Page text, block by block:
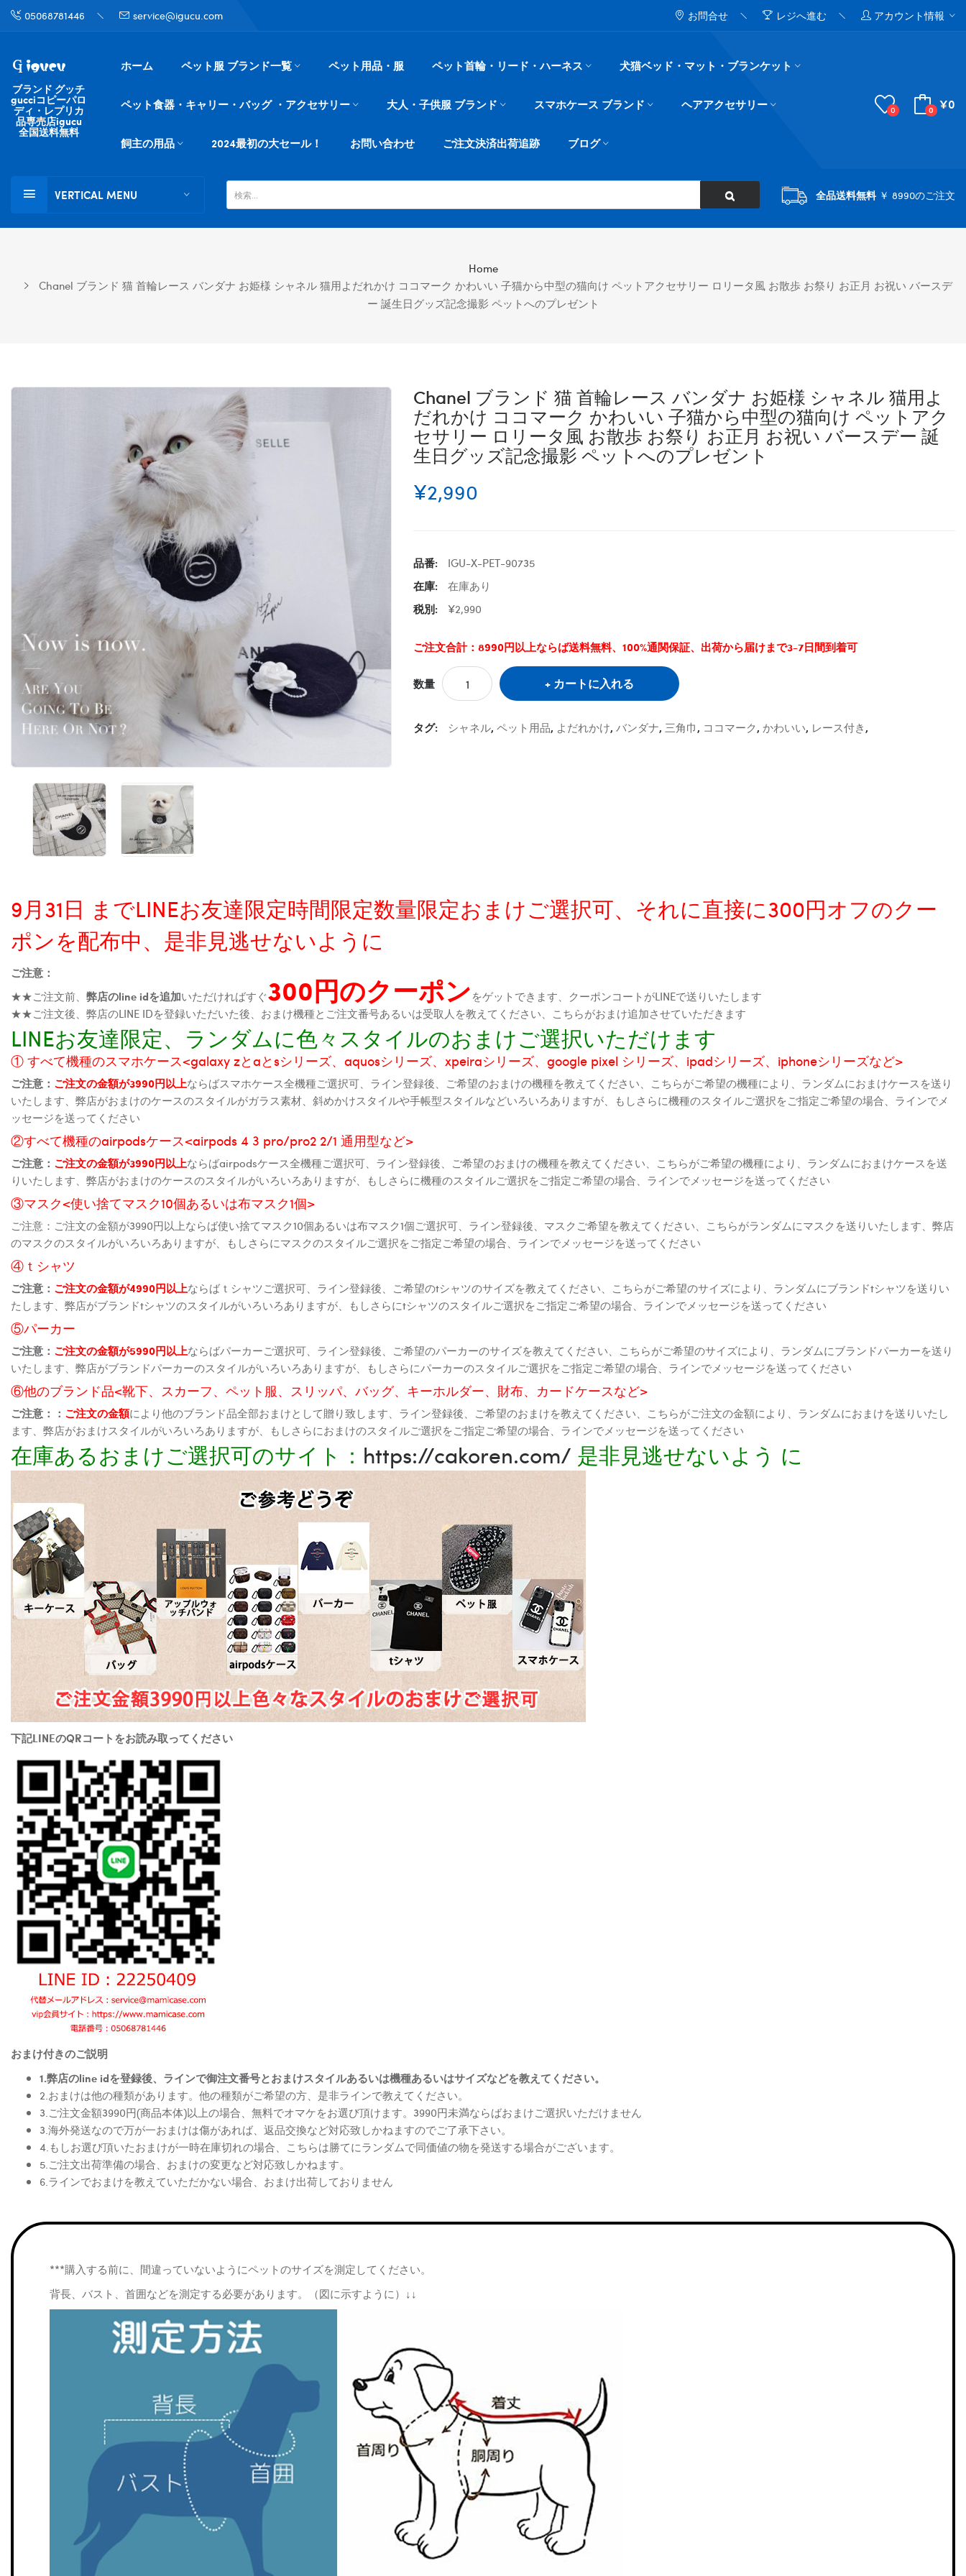
05068781446 service@igucu.com お問合せ レジへ進む アカウント情報
ブランド グッチ
gucciコピーパロ
ディ・レプリカ
品専売店igucu
全国送料無料
ホーム ペット服 ブランド一覧 ペット用品・服 ペット首輪・リード・ハーネス 犬猫ベッド・マット・ブランケット
ペット食器・キャリー・バッグ ・アクセサリー 大人・子供服 ブランド スマホケース ブランド ヘアアクセサリー
飼主の用品 2024最初の大セール！ お問い合わせ ご注文決済出荷追跡 ブログ
0 0 ¥0
VERTICAL MENU 全品送料無料￥ 8990のご注文
Home
Chanel ブランド 猫 首輪レース バンダナ お姫様 シャネル 猫用よだれかけ ココマーク かわいい 子猫から中型の猫向け ペットアクセサリー ロリータ風 お散歩 お祭り お正月 お祝い バースデ
ー 誕生日グッズ記念撮影 ペットへのプレゼント
Chanel ブランド 猫 首輪レース バンダナ お姫様 シャネル 猫用よ
だれかけ ココマーク かわいい 子猫から中型の猫向け ペットアク
セサリー ロリータ風 お散歩 お祭り お正月 お祝い バースデー 誕
生日グッズ記念撮影 ペットへのプレゼント
¥2,990
品番:
IGU-X-PET-90735
在庫:
在庫あり
税別:
¥2,990
ご注文合計：8990円以上ならば送料無料、100%通関保証、出荷から届けまで3-7日間到着可
数量 カートに入れる
タグ: シャネル, ペット用品, よだれかけ, バンダナ, 三角巾, ココマーク, かわいい, レース付き,
9月31日 までLINEお友達限定時間限定数量限定おまけご選択可、それに直接に300円オフのクー
ポンを配布中、是非見逃せないように
ご注意：
★★ご注文前、 弊店のline idを追加いただければすぐ300円のクーポンをゲットできます、クーポンコートがLINEで送りいたします
★★ご注文後、弊店のLINE IDを登録いただいた後、おまけ機種とご注文番号あるいは受取人を教えてください、こちらがおまけ追加させていただきます
LINEお友達限定、ランダムに色々スタイルのおまけご選択いただけます
① すべて機種のスマホケース<galaxy zとaとsシリーズ、aquosシリーズ、xpeiraシリーズ、google pixel シリーズ、ipadシリーズ、iphoneシリーズなど>
ご注意： ご注文の金額が3990円以上ならばスマホケース全機種ご選択可、ライン登録後、ご希望のおまけの機種を教えてください、こちらがご希望の機種により、ランダムにおまけケースを送り
いたします、弊店がおまけのケースのスタイルがガラス素材、斜めかけスタイルや手帳型スタイルなどいろいろありますが、もしさらに機種のスタイルご選択をご指定ご希望の場合、ラインでメ
ッセージを送ってください
②すべて機種のairpodsケース<airpods 4 3 pro/pro2 2/1 通用型など>
ご注意： ご注文の金額が3990円以上ならばairpodsケース全機種ご選択可、ライン登録後、ご希望のおまけの機種を教えてください、こちらがご希望の機種により、ランダムにおまけケースを送
りいたします、弊店がおまけのケースのスタイルがいろいろありますが、もしさらに機種のスタイルご選択をご指定ご希望の場合、ラインでメッセージを送ってください
③マスク<使い捨てマスク10個あるいは布マスク1個>
ご注意：ご注文の金額が3990円以上ならば使い捨てマスク10個あるいは布マスク1個ご選択可、ライン登録後、マスクご希望を教えてください、こちらがランダムにマスクを送りいたします、弊店
のマスクのスタイルがいろいろありますが、もしさらにマスクのスタイルご選択をご指定ご希望の場合、ラインでメッセージを送ってください
④ｔシャツ
ご注意： ご注文の金額が4990円以上ならばｔシャツご選択可、ライン登録後、ご希望のtシャツのサイズを教えてください、こちらがご希望のサイズにより、ランダムにブランドtシャツを送りい
たします、弊店がブランドtシャツのスタイルがいろいろありますが、もしさらにtシャツのスタイルご選択をご指定ご希望の場合、ラインでメッセージを送ってください
⑤パーカー
ご注意： ご注文の金額が5990円以上ならばパーカーご選択可、ライン登録後、ご希望のパーカーのサイズを教えてください、こちらがご希望のサイズにより、ランダムにブランドパーカーを送り
いたします、弊店がブランドパーカーのスタイルがいろいろありますが、もしさらにパーカーのスタイルご選択をご指定ご希望の場合、ラインでメッセージを送ってください
⑥他のブランド品<靴下、スカーフ、ペット服、スリッパ、バッグ、キーホルダー、財布、カードケースなど>
ご注意：： ご注文の金額により他のブランド品全部おまけとして贈り致します、ライン登録後、ご希望のおまけを教えてください、こちらがご注文の金額により、ランダムにおまけを送りいたし
ます、弊店がおまけスタイルがいろいろありますが、もしさらにおまけのスタイルご選択をご指定ご希望の場合、ラインでメッセージを送ってください
在庫あるおまけご選択可のサイト： https://cakoren.com/ 是非見逃せないよう に
下記LINEのQRコートをお読み取ってください
おまけ付きのご説明
1.弊店のline idを登録後、ラインで御注文番号とおまけスタイルあるいは機種あるいはサイズなどを教えてください。
2.おまけは他の種類があります。他の種類がご希望の方、是非ラインで教えてください。
3.ご注文金額3990円(商品本体)以上の場合、無料でオマケをお選び頂けます。3990円未満ならばおまけご選択いただけません
3.海外発送なので万が一おまけは傷があれば、返品交換など対応致しかねますのでご了承下さい。
4.もしお選び頂いたおまけが一時在庫切れの場合、こちらは勝てにランダムで同価値の物を発送する場合がございます。
5.ご注文出荷準備の場合、おまけの変更など対応致しかねます。
6.ラインでおまけを教えていただかない場合、おまけ出荷しておりません
***購入する前に、間違っていないようにペットのサイズを測定してください。
背長、バスト、首囲などを測定する必要があります。（図に示すように）↓↓